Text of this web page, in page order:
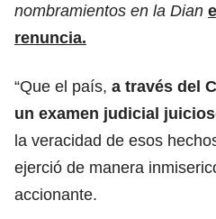
nombramientos en la Dian
renuncia.
“Que el país, a través del
un examen judicial
la veracidad de esos
ejerció de manera
accionante.